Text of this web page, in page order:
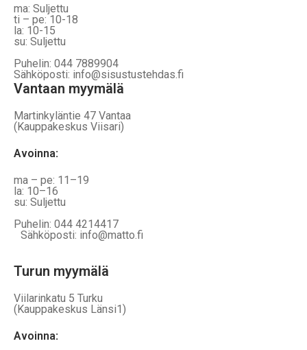
ma: Suljettu
ti – pe: 10-18
la: 10-15
su: Suljettu
Puhelin: 044 7889904
Sähköposti: info@sisustustehdas.fi
Vantaan myymälä
Martinkyläntie 47 Vantaa
(Kauppakeskus Viisari)
Avoinna:
ma – pe: 11–19
la: 10–16
su: Suljettu
Puhelin: 044 4214417
Sähköposti: info@matto.fi
Turun myymälä
Viilarinkatu 5 Turku
(Kauppakeskus Länsi1)
Avoinna: